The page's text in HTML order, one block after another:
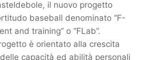
il nuovo progetto
baseball denominato ‘’F-
and training’’ o ‘’FLab’’.
è orientato alla crescita
capacità ed abilità personali